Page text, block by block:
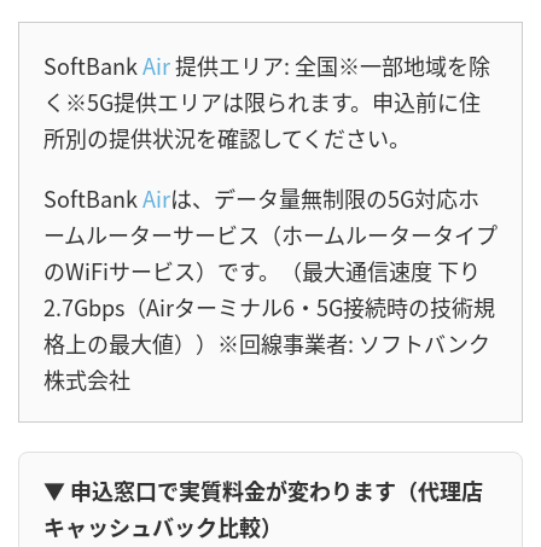
SoftBankAir提供エリア: 全国※一部地域を除
く※5G提供エリアは限られます。申込前に住
所別の提供状況を確認してください。
SoftBankAirは、データ量無制限の5G対応ホ
ームルーターサービス（ホームルータータイプ
のWiFiサービス）です。（最大通信速度 下り
2.7Gbps（Airターミナル6・5G接続時の技術規
格上の最大値））※回線事業者: ソフトバンク
株式会社
▼ 申込窓口で実質料金が変わります（代理店
キャッシュバック比較）